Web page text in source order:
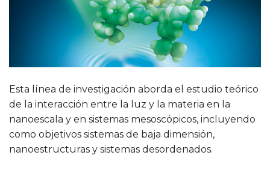
Esta línea de investigación aborda el estudio teórico
de la interacción entre la luz y la materia en la
nanoescala y en sistemas mesoscópicos, incluyendo
como objetivos sistemas de baja dimensión,
nanoestructuras y sistemas desordenados.